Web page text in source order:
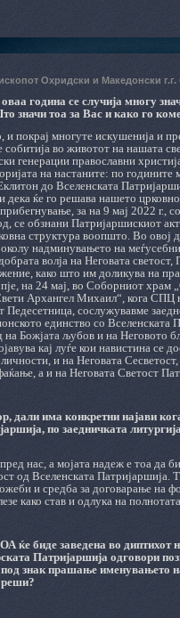
Охридски и Македонски
година се случија многу
значи тоа за Вас и како го
и покрај многуте искушенија и
собитија во животот на нашата
генерации православни
на настаните: по
до Вселенската
дека ќе го решава нашето
за на 9 мај 2022 г.,
се обзнани Патријаршискиот
структура воопшто. Во
надминувањето на
волја на Неговата
како што им доликува на
на 24 мај, во Соборниот
Архангел Михаил“, кога СПЦ
Педесетница, сослужувавме
единство со
на Божјата љубов и на Неговото
кај луѓе кои навистина се
и на Неговата
а и на Неговата Светост
дали има конкретни најави
по заедничката
нас, а мојата надеж е тоа да
од Вселенската
и средба за договарање на
како став и одлука на
ќе биде заведена во диптихот
Патријаршија одговори
знак прашање именувањето
реши?